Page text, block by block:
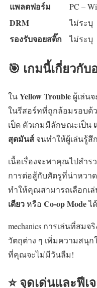
แพลตฟอร์ม PC –
DRM ไม่ระบุ
รองรับจอยสติ๊ก ไม่ระบุ
🎯 เกมนี้เกี่ยวกั
ในYellow Trouble ผู้เล่น
ในรีสอร์ทที่ถูกล้อมรอบ
เป็ด ตัวเกมมีลักษณะเป็น
สุดมันส์ จนทำให้ผู้เล่นรู้สึ
เนื้อเรื่องจะพาคุณไปสำ
การต่อสู้กับศัตรูที่น่าหวา
ทำให้คุณสามารถเลือกเ
เดียวหรือ Co-op Modeไ
mechanics การเล่นที่สม
วัตถุต่าง ๆ เพิ่มความสนุ
ที่คุณจะไม่มีวันลืม!
⭐ จุดเด่นและฟี